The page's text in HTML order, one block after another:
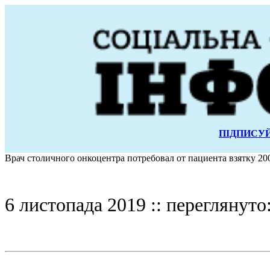
Врач столичного онкоцентра потребовал от пациента взятку
6 листопада 2019 ::